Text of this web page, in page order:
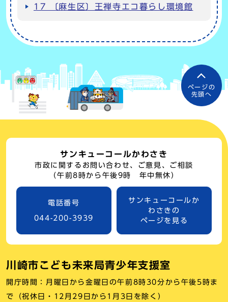
17 〔麻生区〕王禅寺エコ暮らし環境館
ページの
先頭へ
サンキューコールかわさき
市政に関するお問い合わせ、ご意見、ご相談
（午前8時から午後9時 年中無休）
電話番号
044-200-3939
サンキューコールか
わさきの
ページを見る
川崎市こども未来局青少年支援室
開庁時間：月曜日から金曜日の午前8時30分から午後5時ま
で（祝休日・12月29日から1月3日を除く）